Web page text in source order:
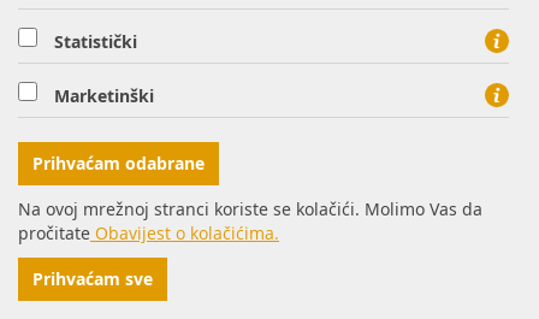
05.06.2025. Planirani radovi na plinskoj mreži - Virovitica
05.06.2025. Neplanirani radovi na plinskoj mreži -
Virovitica
05.06.2025. Neplanirani radovi na plinskoj mreži -
Ordanja
06.06.2025. Planirani radovi na plinskoj mreži - Osijek
Statistički
Marketinški
Prihvaćam odabrane
Na ovoj mrežnoj stranci koriste se kolačići. Molimo Vas da
pročitate Obavijest o kolačićima.
Prihvaćam sve